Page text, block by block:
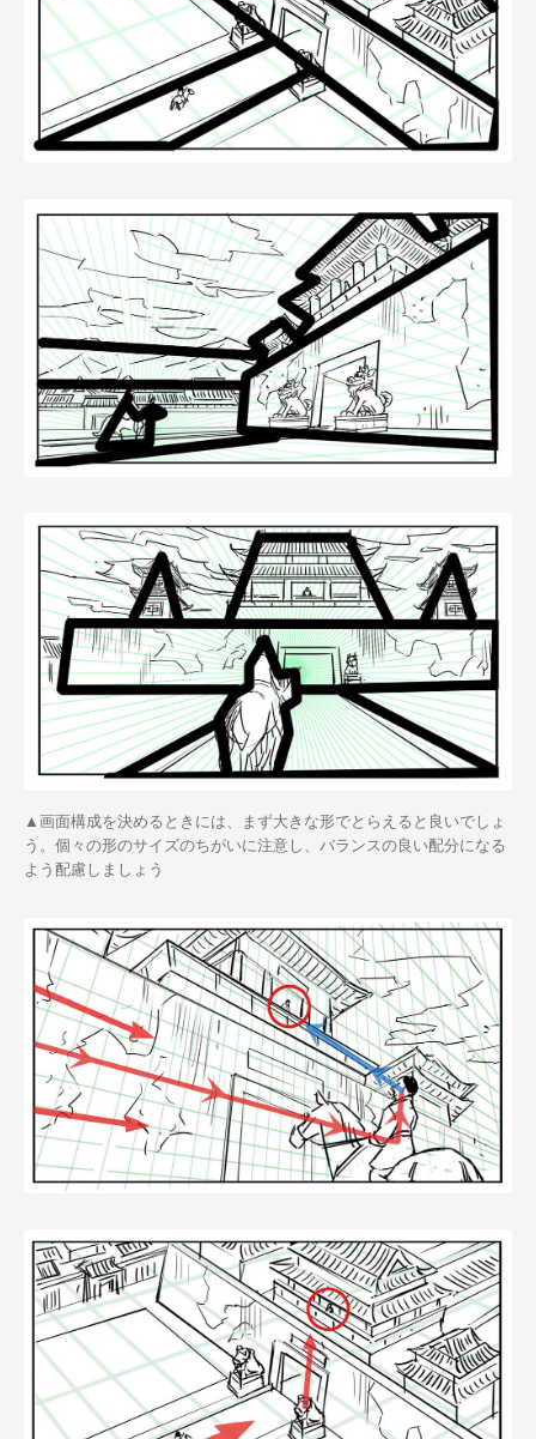
▲画面構成を決めるときには、まず大きな形でとらえると良いでしょ
う。個々の形のサイズのちがいに注意し、バランスの良い配分になる
よう配慮しましょう